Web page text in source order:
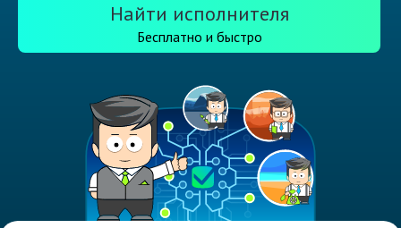
Найти исполнителя
Бесплатно и быстро